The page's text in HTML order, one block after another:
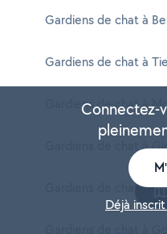
Gardiens de chat à
Gardiens de chat à
Gardiens de chat à
Gardiens de chat à
Gardiens de chat à
Connectez-
Déjà